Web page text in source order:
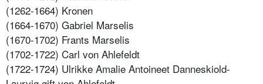
(1262-1664) Kronen
(1664-1670) Gabriel Marselis
(1670-1702) Frants Marselis
(1702-1722) Carl von Ahlefeldt
(1722-1724) Ulrikke Amalie Antoineet Danneskiold-